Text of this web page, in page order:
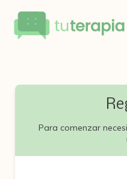
Para comenzar